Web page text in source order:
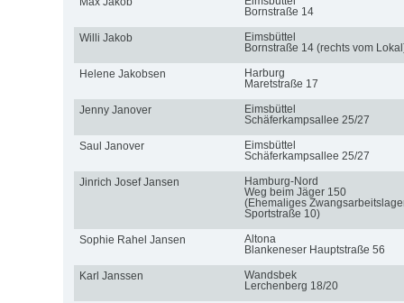
Bornstraße 14
Willi Jakob
Eimsbüttel
Bornstraße 14 (rechts vom
Helene Jakobsen
Harburg
Maretstraße 17
Jenny Janover
Eimsbüttel
Schäferkampsallee 25/27
Saul Janover
Eimsbüttel
Schäferkampsallee 25/27
Jinrich Josef Jansen
Hamburg-Nord
Weg beim Jäger 150
(Ehemaliges
Sportstraße 10)
Sophie Rahel Jansen
Altona
Blankeneser Hauptstraße 56
Karl Janssen
Wandsbek
Lerchenberg 18/20